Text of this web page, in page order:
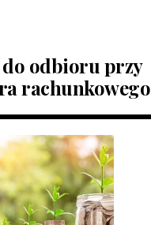
odbioru przy
rachunkowego